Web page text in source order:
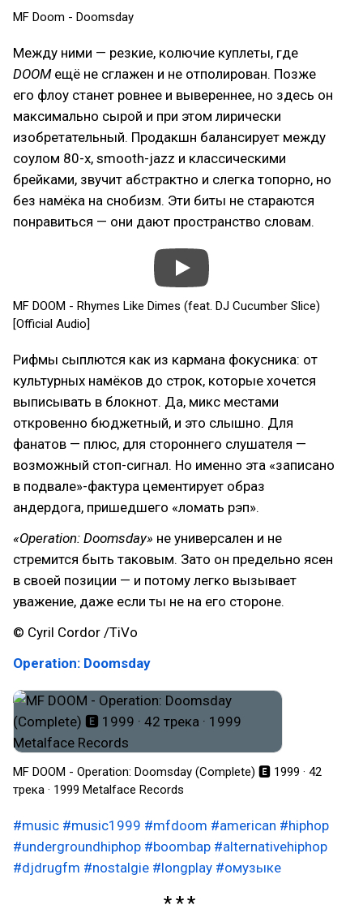
MF Doom - Doomsday
Между ними — резкие, колючие куплеты, где
DOOMещё не сглажен и не отполирован. Позже
его флоу станет ровнее и вывереннее, но здесь он
максимально сырой и при этом лирически
изобретательный. Продакшн балансирует между
соулом 80-х, smooth-jazz и классическими
брейками, звучит абстрактно и слегка топорно, но
без намёка на снобизм. Эти биты не стараются
понравиться — они дают пространство словам.
MF DOOM - Rhymes Like Dimes (feat. DJ Cucumber Slice)
[Official Audio]
Рифмы сыплются как из кармана фокусника: от
культурных намёков до строк, которые хочется
выписывать в блокнот. Да, микс местами
откровенно бюджетный, и это слышно. Для
фанатов — плюс, для стороннего слушателя —
возможный стоп-сигнал. Но именно эта «записано
в подвале»-фактура цементирует образ
андердога, пришедшего «ломать рэп».
«Operation: Doomsday» не универсален и не
стремится быть таковым. Зато он предельно ясен
в своей позиции — и потому легко вызывает
уважение, даже если ты не на его стороне.
© Cyril Cordor /TiVo
Operation: Doomsday
MF DOOM - Operation: Doomsday (Complete) 🅴 1999 · 42
трека · 1999 Metalface Records
#music #music1999 #mfdoom #american #hiphop
#undergroundhiphop #boombap #alternativehiphop
#djdrugfm #nostalgie #longplay #омузыке